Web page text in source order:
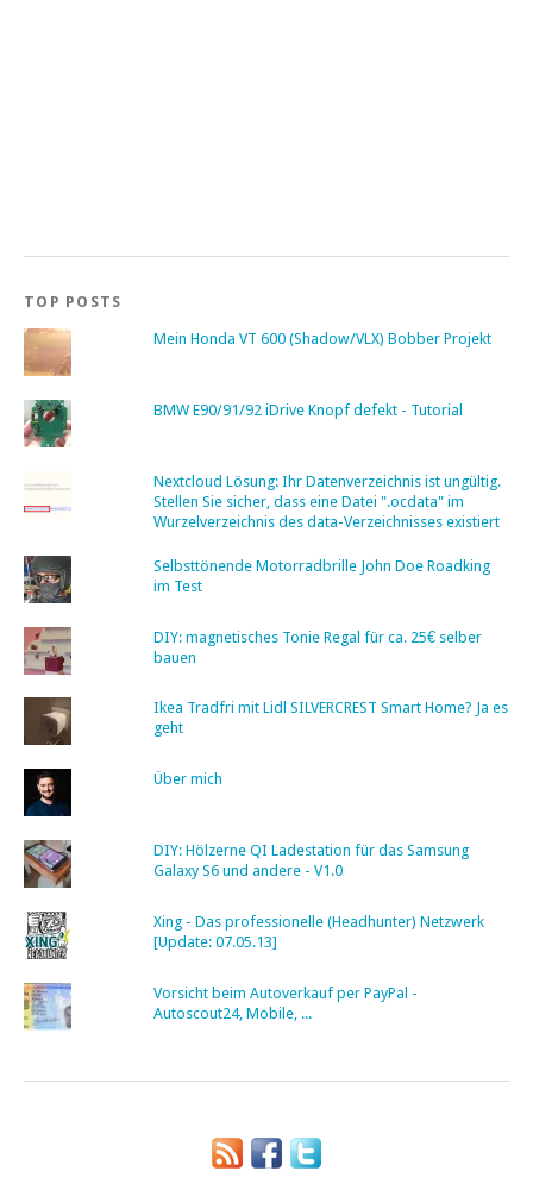
TOP POSTS
Mein Honda VT 600 (Shadow/VLX) Bobber Projekt
BMW E90/91/92 iDrive Knopf defekt - Tutorial
Nextcloud Lösung: Ihr Datenverzeichnis ist ungültig.
Stellen Sie sicher, dass eine Datei ".ocdata" im
Wurzelverzeichnis des data-Verzeichnisses existiert
Selbsttönende Motorradbrille John Doe Roadking
im Test
DIY: magnetisches Tonie Regal für ca. 25€ selber
bauen
Ikea Tradfri mit Lidl SILVERCREST Smart Home? Ja es
geht
Über mich
DIY: Hölzerne QI Ladestation für das Samsung
Galaxy S6 und andere - V1.0
Xing - Das professionelle (Headhunter) Netzwerk
[Update: 07.05.13]
Vorsicht beim Autoverkauf per PayPal -
Autoscout24, Mobile, ...